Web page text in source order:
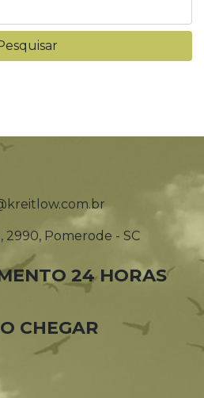
Pomerode - SC
24 HORAS
CHEGAR